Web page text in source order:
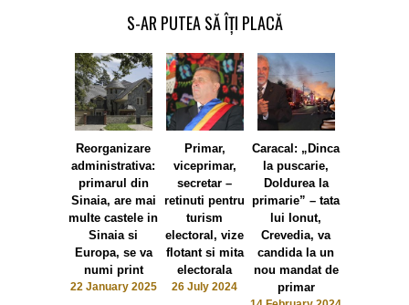
S-AR PUTEA SĂ ÎȚI PLACĂ
Reorganizare
administrativa:
primarul din
Sinaia, are mai
multe castele in
Sinaia si
Europa, se va
numi print
22 January 2025
Primar,
viceprimar,
secretar –
retinuti pentru
turism
electoral, vize
flotant si mita
electorala
26 July 2024
Caracal: „Dinca
la puscarie,
Doldurea la
primarie” – tata
lui Ionut,
Crevedia, va
candida la un
nou mandat de
primar